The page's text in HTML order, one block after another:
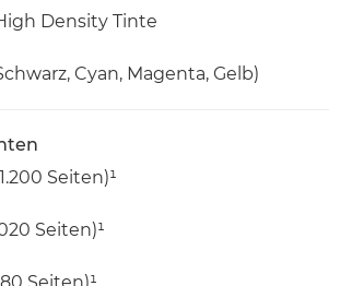
Density Tinte
Cyan, Magenta, Gelb)
Seiten)¹
Seiten)¹